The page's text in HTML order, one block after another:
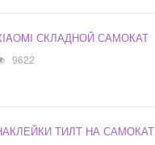
СКЛАДНОЙ САМОКАТ
9622
ТИЛТ НА САМОКАТ